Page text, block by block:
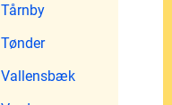
Tårnby
Tønder
Vallensbæk